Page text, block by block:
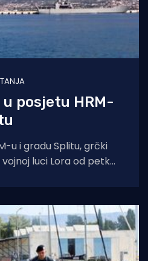
posjetu HRM-
u i gradu Splitu, grčki
luci Lora od petka,